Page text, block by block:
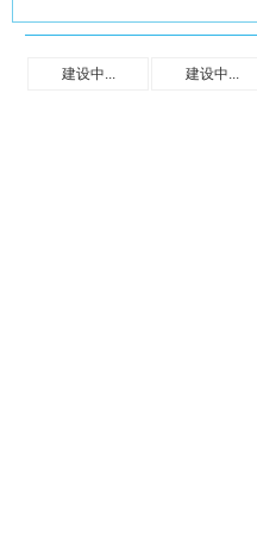
建设中... 建设中...